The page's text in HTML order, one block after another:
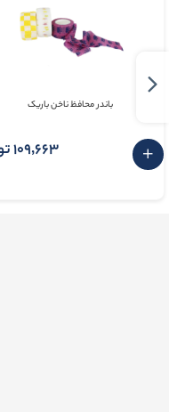
باندر محافظ ناخن باریک
109٬663 تومان